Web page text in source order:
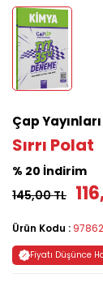
Çap
Sırrı Polat
% 20 İndirim
145,00 TL
Ürün Kodu :
Fiyatı Düşünce